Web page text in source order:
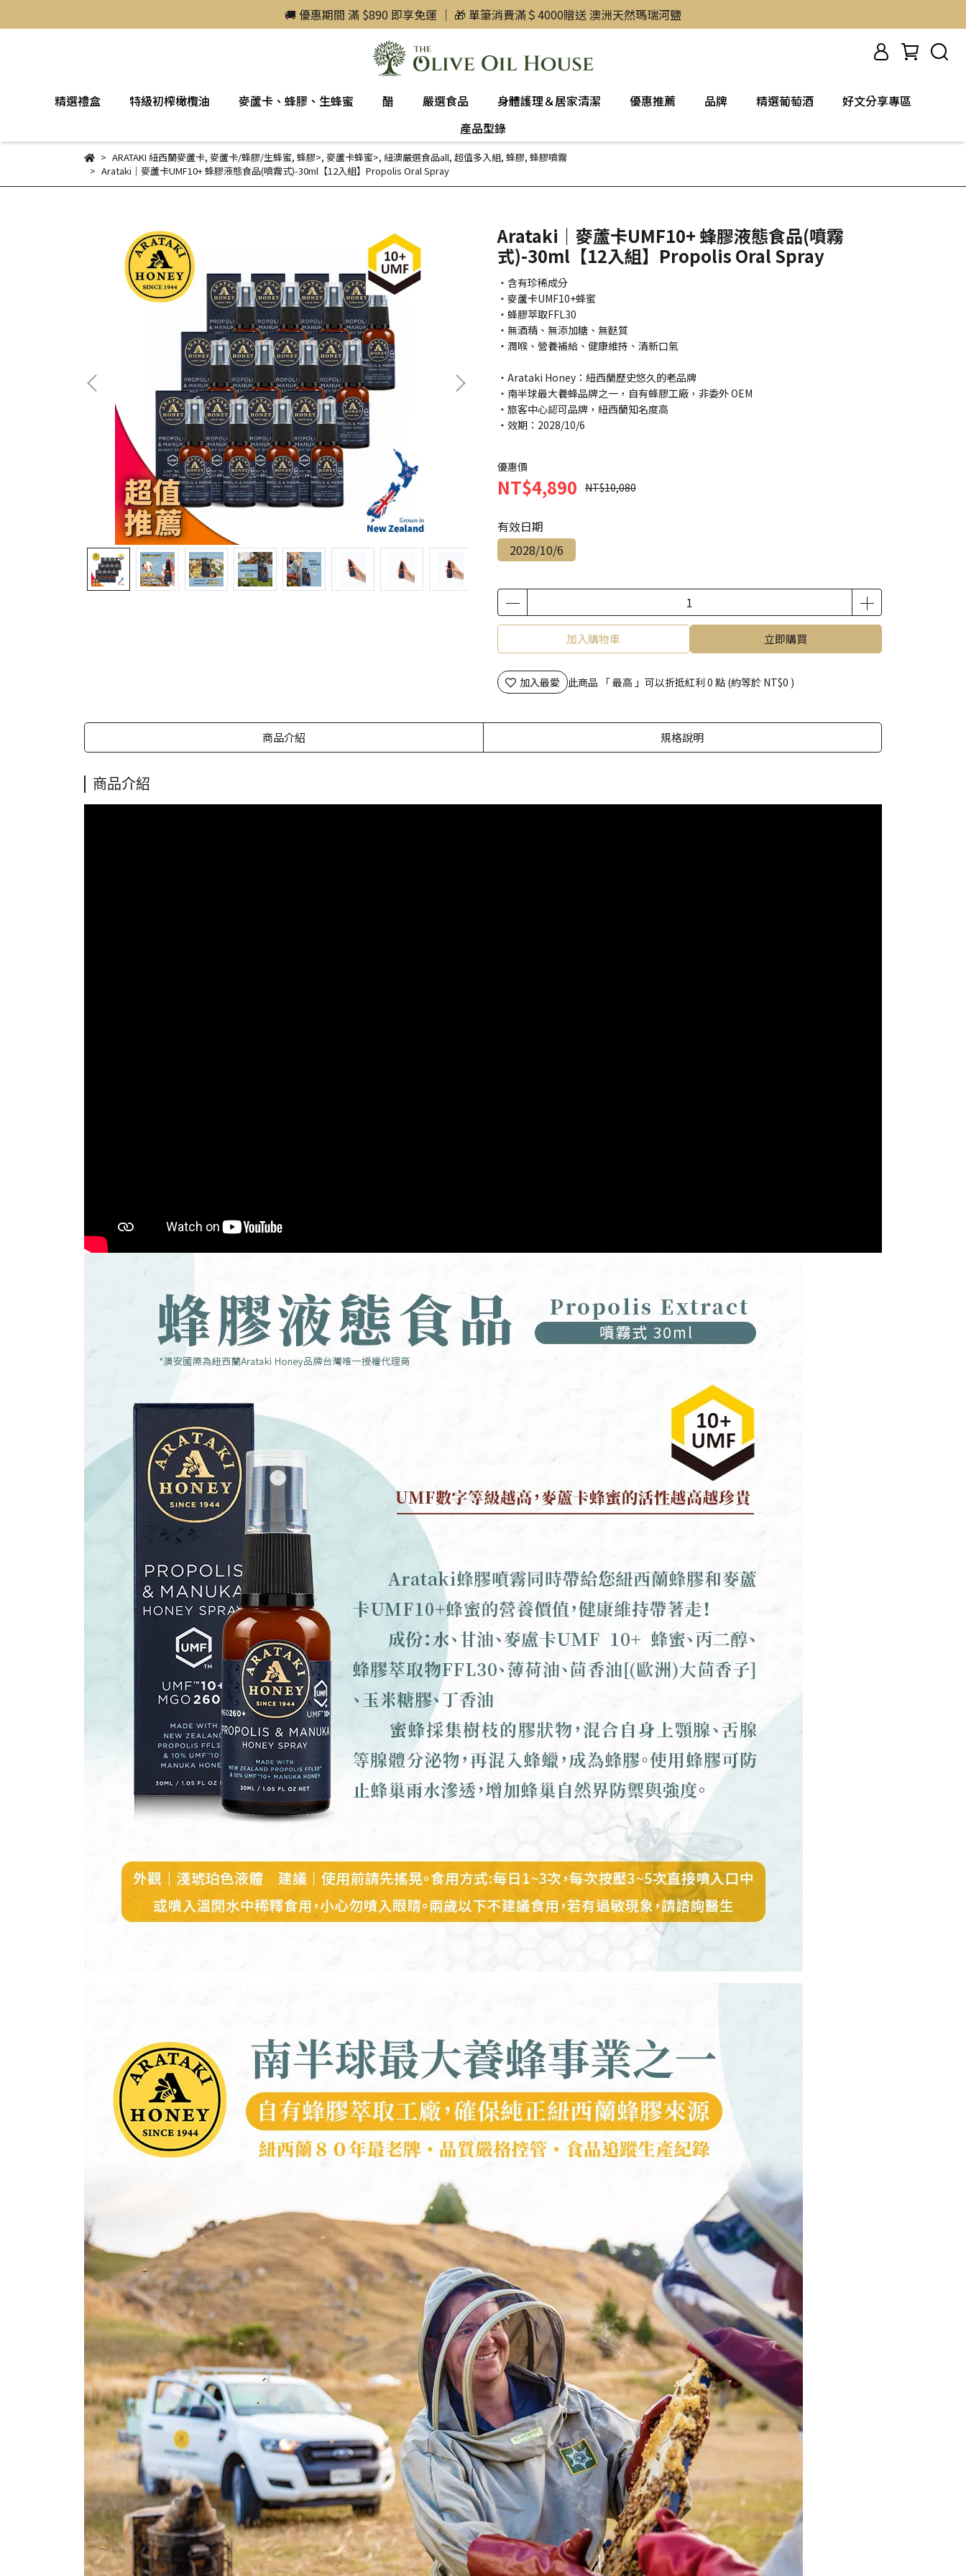
🚚 優惠期間 滿 $890 即享免運 ｜ 🎁 單筆消費滿＄4000贈送 澳洲天然瑪瑞河鹽
精選禮盒 特級初榨橄欖油 麥蘆卡、蜂膠、生蜂蜜 醋 嚴選食品 身體護理＆居家清潔 優惠推薦 品牌 精選葡萄酒
好文分享專區
產品型錄
ARATAKI 紐西蘭麥蘆卡, 麥蘆卡/蜂膠/生蜂蜜, 蜂膠>, 麥蘆卡蜂蜜>, 紐澳嚴選食品all, 超值多入組, 蜂膠, 蜂膠噴霧
Arataki｜麥蘆卡UMF10+ 蜂膠液態食品(噴霧式)-30ml【12入組】Propolis Oral Spray
Arataki｜麥蘆卡UMF10+ 蜂膠液態食品(噴霧
式)-30ml【12入組】Propolis Oral Spray
・含有珍稀成分
・麥蘆卡UMF10+蜂蜜
・蜂膠萃取FFL30
・無酒精、無添加糖、無麩質
・潤喉、營養補給、健康維持、清新口氣
・Arataki Honey：紐西蘭歷史悠久的老品牌
・南半球最大養蜂品牌之一，自有蜂膠工廠，非委外 OEM
・旅客中心認可品牌，紐西蘭知名度高
・效期：2028/10/6
優惠價
NT$4,890 NT$10,080
有效日期
2028/10/6
加入購物車 立即購買
加入最愛 此商品 「 最高 」可以折抵紅利 0 點 (約等於 NT$0 )
商品介紹 規格說明
商品介紹